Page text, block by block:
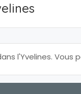
l'Yvelines. Vous